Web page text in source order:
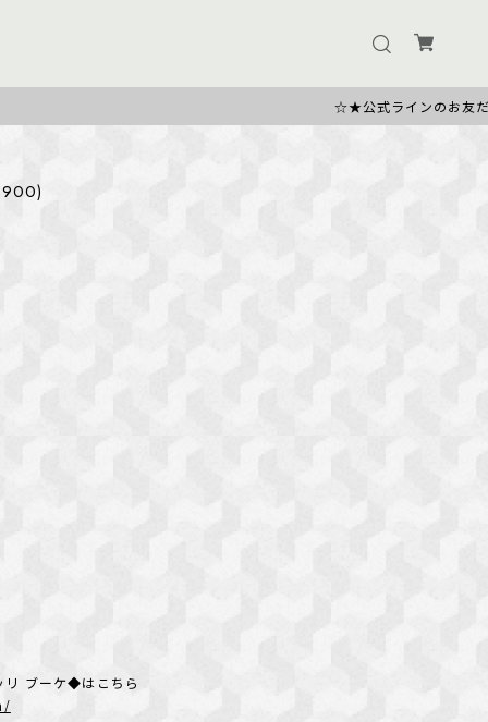
☆★公式ラインのお友だち追加で500円
ブーケ◆はこちら